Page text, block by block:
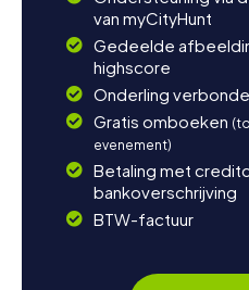
van myCityHunt
Gedeelde
highscore
Onderling
Gratis omboeken
evenement)
Betaling met
bankoverschrijving
BTW-factuur